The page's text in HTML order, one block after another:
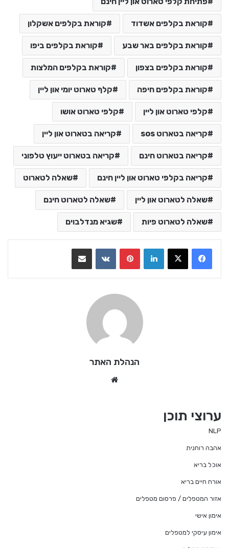
קוראת בקלפים אשדוד קוראת בקלפים אשקלון
קוראת בקלפים באר שבע קוראת בקלפים ביפו
קוראת בקלפים בצפון קוראת בקלפים המלצות
קוראת בקלפים חיפה קלף טארוט יומי און ליין
קלפי טארוט און ליין קלפי טארוט אושו
קריאה בטארוט sos קריאה בטארוט און ליין
קריאה בטארוט חינם קריאה בטארוט ייעוץ טלפוני
קריאה בקלפי טארוט און ליין חינם שאלה לטארוט
שאלה לטארוט און ליין שאלה לטארוט חינם
שאלה לטארוט פיות שגיא מנדלבוים
LinkedIn
VKontakte
הנהלת האתר
ערוצי תוכן
NLP
אהבה רוחנית
אוכל בריא
אורח חיים בריא
אזור המטפלים / פרסום מטפלים
אימון אישי
אימון עיסקי למטפלים